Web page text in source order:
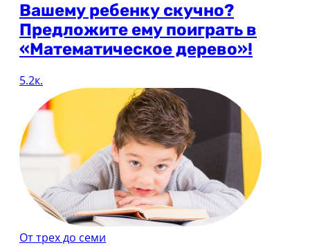
Вашему ребенку скучно?
Предложите ему поиграть в
«Математическое дерево»!
5.2к.
От трех до семи